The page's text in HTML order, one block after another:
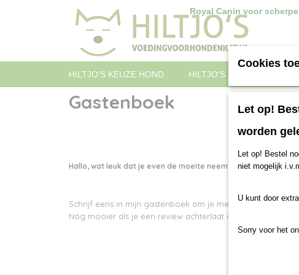
Royal Canin voor
HILTJO'S KEUZE HOND HILTJO'S KEUZE KAT
Gastenboek
Hallo, wat leuk dat je even de moeite neemt om een
Schrijf eens in mijn gastenboek om je mening over ons te
Nog mooier als je een review achterlaat op google maps
Schrijf eens in mijn gom je mening over ons te delen.
Cookies
Let op!
worden
Let op! Bestel
niet mogelijk
U kunt door
Sorry voor het